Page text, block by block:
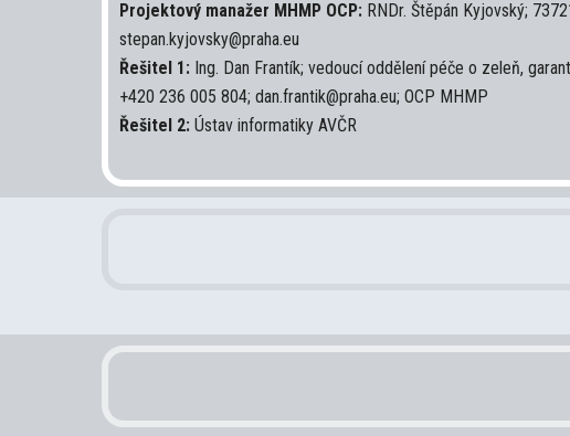
Projektový manažer MHMP OCP: RNDr. Štěpán Kyjovský;
stepan.kyjovsky@praha.eu
Řešitel 1: Ing. Dan Frantík; vedoucí oddělení péče o zeleň,
+420 236 005 804; dan.frantik@praha.eu; OCP MHMP
Řešitel 2: Ústav informatiky AVČR